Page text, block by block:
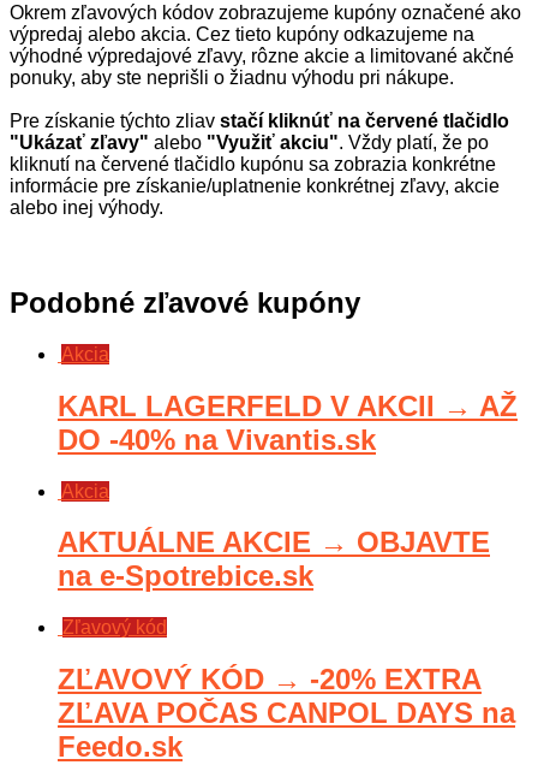
Okrem zľavových kódov zobrazujeme kupóny označené ako
výpredaj alebo akcia. Cez tieto kupóny odkazujeme na
výhodné výpredajové zľavy, rôzne akcie a limitované akčné
ponuky, aby ste neprišli o žiadnu výhodu pri nákupe.
Pre získanie týchto zliav stačí kliknúť na červené tlačidlo
"Ukázať zľavy" alebo "Využiť akciu". Vždy platí, že po
kliknutí na červené tlačidlo kupónu sa zobrazia konkrétne
informácie pre získanie/uplatnenie konkrétnej zľavy, akcie
alebo inej výhody.
Podobné zľavové kupóny
Akcia
KARL LAGERFELD V AKCII → AŽ
DO -40% na Vivantis.sk
Akcia
AKTUÁLNE AKCIE → OBJAVTE
na e-Spotrebice.sk
Zľavový kód
ZĽAVOVÝ KÓD → -20% EXTRA
ZĽAVA POČAS CANPOL DAYS na
Feedo.sk